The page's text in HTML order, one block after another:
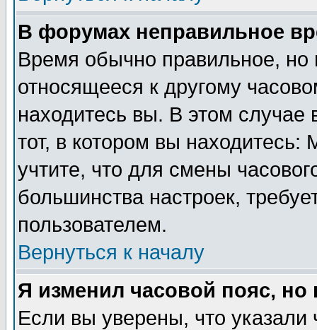
В форумах неправильное
Время обычно правильное,
относящееся к другому
находитесь вы. В этом
тот, в котором вы
учтите, что для смены
большинства настроек,
пользователем.
Вернуться к началу
Я изменил часовой пояс,
Если вы уверены, что указали